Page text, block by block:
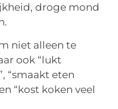
droge mond
niet alleen te
ook “lukt
“smaakt eten
“kost koken veel